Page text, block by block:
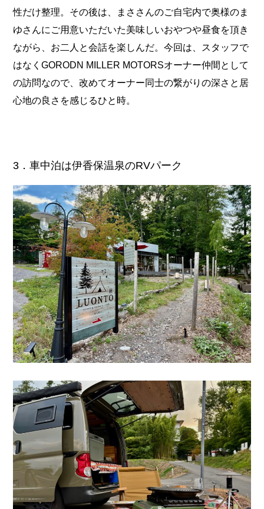
性だけ整理。その後は、まささんのご自宅内で奥様のま
ゆさんにご用意いただいた美味しいおやつや昼食を頂き
ながら、お二人と会話を楽しんだ。今回は、スタッフで
はなくGORODN MILLER MOTORSオーナー仲間として
の訪問なので、改めてオーナー同士の繋がりの深さと居
心地の良さを感じるひと時。
3．車中泊は伊香保温泉のRVパーク